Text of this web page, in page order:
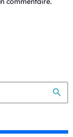
search